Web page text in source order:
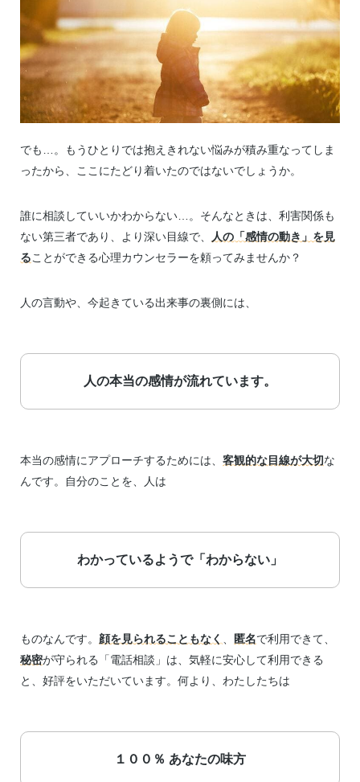
でも…。もうひとりでは抱えきれない悩みが積み重なってしま
ったから、ここにたどり着いたのではないでしょうか。
誰に相談していいかわからない…。そんなときは、利害関係も
ない第三者であり、より深い目線で、
人の「感情の動き」を見
ることができる心理カウンセラーを頼ってみませんか？
人の言動や、今起きている出来事の裏側には、
人の本当の感情が流れています。
本当の感情にアプローチするためには、 客観的な目線が大切な
んです。自分のことを、人は
わかっているようで「わからない」
ものなんです。 顔を見られることもなく 、 匿名で利用できて、
秘密が守られる「電話相談」は、気軽に安心して利用できる
と、好評をいただいています。何より、わたしたちは
１００％ あなたの味方